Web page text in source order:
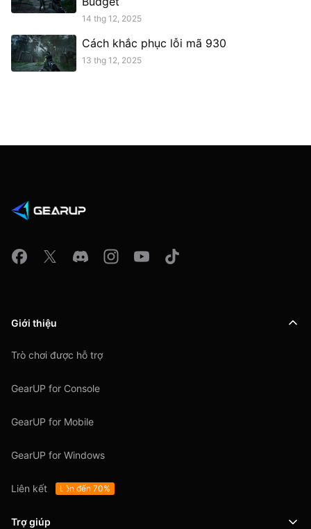
14 thg 12, 2025
Cách khắc phục lỗi mã 930
13 thg 12, 2025
Giới thiệu
Trò chơi được hỗ trợ
GearUP for Console
GearUP for Mobile
GearUP for Windows
Liên kết Lên đến 70%
Trợ giúp